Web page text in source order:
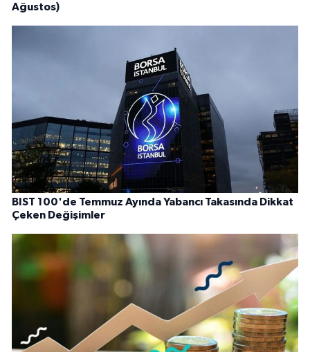
Ağustos)
BIST 100'de Temmuz Ayında Yabancı Takasında Dikkat
Çeken Değişimler